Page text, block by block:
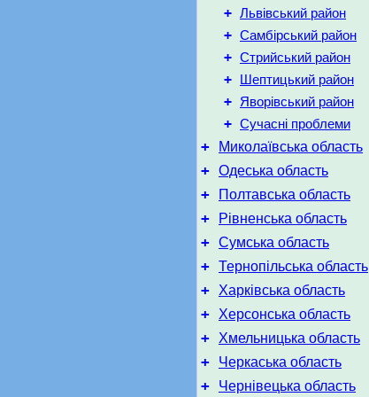
+ Львівський район
+ Самбірський район
+ Стрийський район
+ Шептицький район
+ Яворівський район
+ Сучасні проблеми
+ Миколаївська область
+ Одеська область
+ Полтавська область
+ Рівненська область
+ Сумська область
+ Тернопільська область
+ Харківська область
+ Херсонська область
+ Хмельницька область
+ Черкаська область
+ Чернівецька область